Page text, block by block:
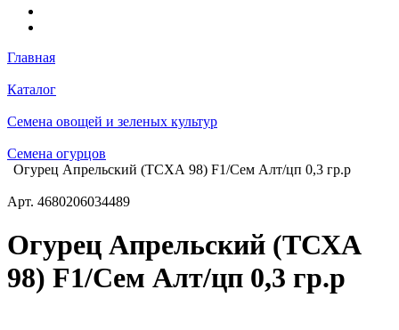
Главная
Каталог
Семена овощей и зеленых культур
Семена огурцов
Огурец Апрельский (ТСХА 98) F1/Сем Алт/цп 0,3 гр.р
Арт. 4680206034489
Огурец Апрельский (ТСХА
98) F1/Сем Алт/цп 0,3 гр.р